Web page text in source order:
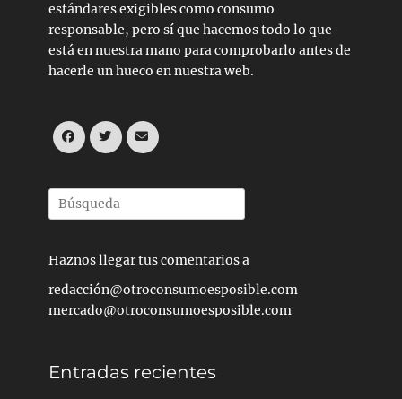
estándares exigibles como consumo
responsable, pero sí que hacemos todo lo que
está en nuestra mano para comprobarlo antes de
hacerle un hueco en nuestra web.
Facebook
TwitterCorreo
electrónico
Buscar
por:
Haznos llegar tus comentarios a
redacción@otroconsumoesposible.com
mercado@otroconsumoesposible.com
Entradas recientes